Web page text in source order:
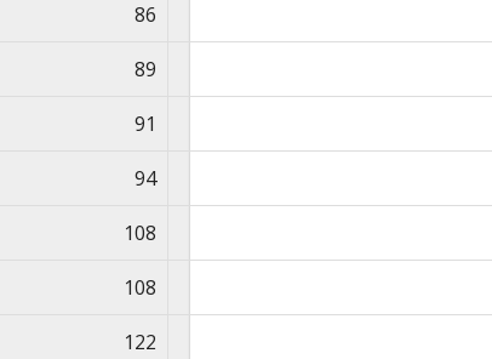
86
89
91
94
108
108
122